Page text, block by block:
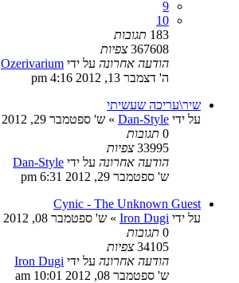
9
10
183 תגובות
367608 צפיות
הודעה אחרונה על ידי Ozerivarium
ה' דצמבר 13, 2012 4:16 pm
שיר\עריכה שעשיתי
על ידי Dan-Style
» ש' ספטמבר 29, 2012 6:31 pm
0 תגובות
33995 צפיות
הודעה אחרונה על ידי Dan-Style
ש' ספטמבר 29, 2012 6:31 pm
Cynic - The Unknown Guest
על ידי Iron Dugi
» ש' ספטמבר 08, 2012 10:01 am
0 תגובות
34105 צפיות
הודעה אחרונה על ידי Iron Dugi
ש' ספטמבר 08, 2012 10:01 am